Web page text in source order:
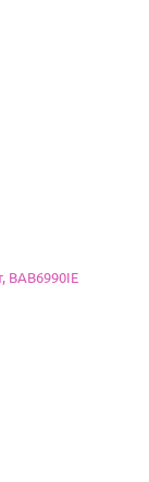
BAB6990IE